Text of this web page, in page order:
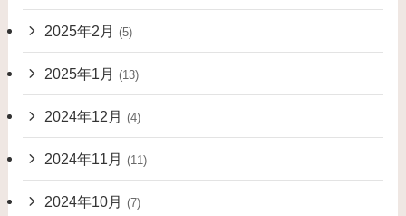
2025年2月 (5)
2025年1月 (13)
2024年12月 (4)
2024年11月 (11)
2024年10月 (7)